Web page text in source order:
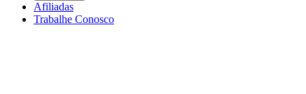
Afiliadas
Trabalhe Conosco